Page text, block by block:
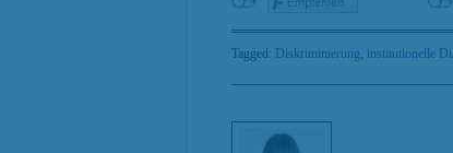
Tagged: Diskriminierung institutionelle